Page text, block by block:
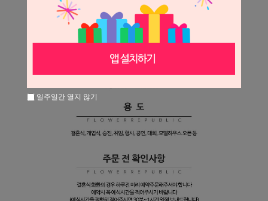
일주일간 열지 않기